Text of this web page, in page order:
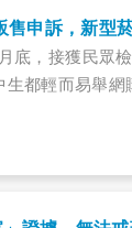
底，接獲民眾
都輕而易舉